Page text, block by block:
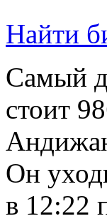
Найти
Самый
стоит
Он
в 12:22